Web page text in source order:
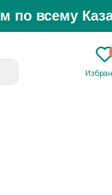
0
Казахстану!